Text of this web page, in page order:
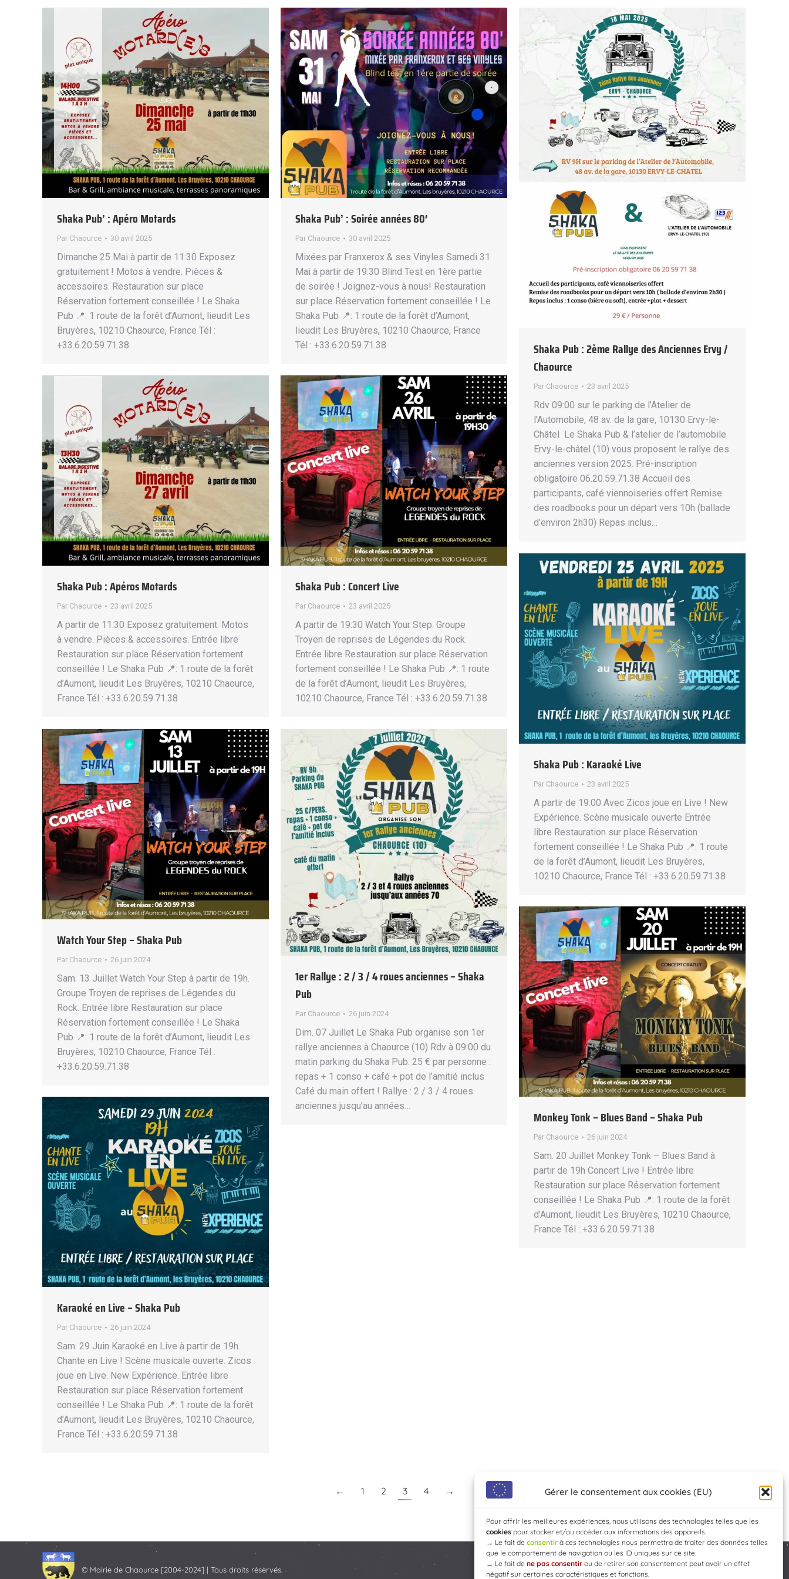
Gérer le consentement aux cookies (EU)
Pour offrir les meilleures expériences, nous utilisons des technologies telles que les
cookies pour stocker et/ou accéder aux informations des appareils.
→ Le fait de consentir à ces technologies nous permettra de traiter des données telles
que le comportement de navigation ou les ID uniques sur ce site.
→ Le fait de ne pas consentir ou de retirer son consentement peut avoir un effet
négatif sur certaines caractéristiques et fonctions.
Shaka Pub’ : Apéro Motards
Par Chaource 30 avril 2025
Dimanche 25 Mai à partir de 11:30 Exposez
gratuitement ! Motos à vendre. Pièces &
accessoires. Restauration sur place
Réservation fortement conseillée ! Le Shaka
Pub 📍: 1 route de la forêt d’Aumont, lieudit Les
Bruyères, 10210 Chaource, France Tél :
+33.6.20.59.71.38
Shaka Pub’ : Soirée années 80′
Par Chaource 30 avril 2025
Mixées par Franxerox & ses Vinyles Samedi 31
Mai à partir de 19:30 Blind Test en 1ère partie
de soirée ! Joignez-vous à nous! Restauration
sur place Réservation fortement conseillée ! Le
Shaka Pub 📍: 1 route de la forêt d’Aumont,
lieudit Les Bruyères, 10210 Chaource, France
Tél : +33.6.20.59.71.38
Shaka Pub : 2ème Rallye des Anciennes Ervy /
Chaource
Par Chaource 23 avril 2025
Rdv 09:00 sur le parking de l’Atelier de
l’Automobile, 48 av. de la gare, 10130 Ervy-le-
Châtel Le Shaka Pub & l’atelier de l’automobile
Ervy-le-châtel (10) vous proposent le rallye des
anciennes version 2025. Pré-inscription
obligatoire 06.20.59.71.38 Accueil des
participants, café viennoiseries offert Remise
des roadbooks pour un départ vers 10h (ballade
d’environ 2h30) Repas inclus…
Shaka Pub : Apéros Motards
Par Chaource 23 avril 2025
A partir de 11:30 Exposez gratuitement. Motos
à vendre. Pièces & accessoires. Entrée libre
Restauration sur place Réservation fortement
conseillée ! Le Shaka Pub 📍: 1 route de la forêt
d’Aumont, lieudit Les Bruyères, 10210 Chaource,
France Tél : +33.6.20.59.71.38
Shaka Pub : Concert Live
Par Chaource 23 avril 2025
A partir de 19:30 Watch Your Step. Groupe
Troyen de reprises de Légendes du Rock.
Entrée libre Restauration sur place Réservation
fortement conseillée ! Le Shaka Pub 📍: 1 route
de la forêt d’Aumont, lieudit Les Bruyères,
10210 Chaource, France Tél : +33.6.20.59.71.38
Shaka Pub : Karaoké Live
Par Chaource 23 avril 2025
A partir de 19:00 Avec Zicos joue en Live ! New
Expérience. Scène musicale ouverte Entrée
libre Restauration sur place Réservation
fortement conseillée ! Le Shaka Pub 📍: 1 route
de la forêt d’Aumont, lieudit Les Bruyères,
10210 Chaource, France Tél : +33.6.20.59.71.38
Watch Your Step – Shaka Pub
Par Chaource 26 juin 2024
Sam. 13 Juillet Watch Your Step à partir de 19h.
Groupe Troyen de reprises de Légendes du
Rock. Entrée libre Restauration sur place
Réservation fortement conseillée ! Le Shaka
Pub 📍: 1 route de la forêt d’Aumont, lieudit Les
Bruyères, 10210 Chaource, France Tél :
+33.6.20.59.71.38
1er Rallye : 2 / 3 / 4 roues anciennes – Shaka
Pub
Par Chaource 26 juin 2024
Dim. 07 Juillet Le Shaka Pub organise son 1er
rallye anciennes à Chaource (10) Rdv à 09:00 du
matin parking du Shaka Pub. 25 € par personne :
repas + 1 conso + café + pot de l’amitié inclus
Café du main offert ! Rallye : 2 / 3 / 4 roues
anciennes jusqu’au années…
Monkey Tonk – Blues Band – Shaka Pub
Par Chaource 26 juin 2024
Sam. 20 Juillet Monkey Tonk – Blues Band à
partir de 19h Concert Live ! Entrée libre
Restauration sur place Réservation fortement
conseillée ! Le Shaka Pub 📍: 1 route de la forêt
d’Aumont, lieudit Les Bruyères, 10210 Chaource,
France Tél : +33.6.20.59.71.38
Karaoké en Live – Shaka Pub
Par Chaource 26 juin 2024
Sam. 29 Juin Karaoké en Live à partir de 19h.
Chante en Live ! Scène musicale ouverte. Zicos
joue en Live. New Expérience. Entrée libre
Restauration sur place Réservation fortement
conseillée ! Le Shaka Pub 📍: 1 route de la forêt
d’Aumont, lieudit Les Bruyères, 10210 Chaource,
France Tél : +33.6.20.59.71.38
← 1 2 3 4 →
© Mairie de Chaource [2004-2024] | Tous droits réservés. Developed byWEB3-DESIGN